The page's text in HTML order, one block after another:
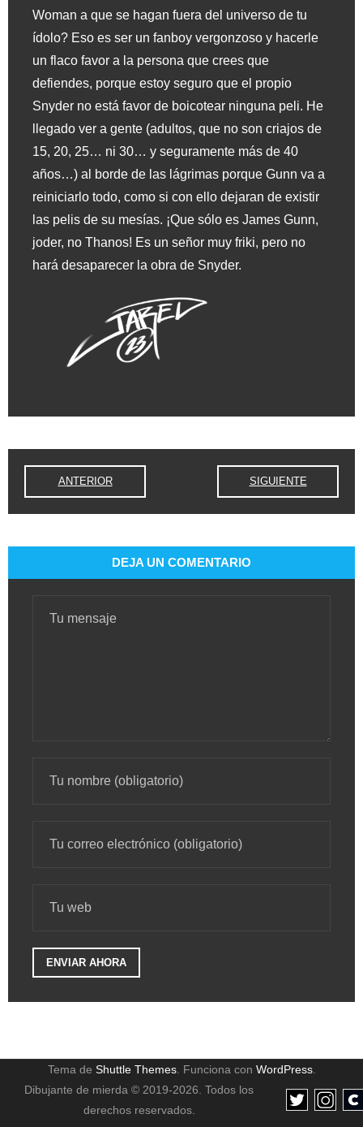
Woman a que se hagan fuera del universo de tu
ídolo? Eso es ser un fanboy vergonzoso y hacerle
un flaco favor a la persona que crees que
defiendes, porque estoy seguro que el propio
Snyder no está favor de boicotear ninguna peli. He
llegado ver a gente (adultos, que no son criajos de
15, 20, 25… ni 30… y seguramente más de 40
años…) al borde de las lágrimas porque Gunn va a
reiniciarlo todo, como si con ello dejaran de existir
las pelis de su mesías. ¡Que sólo es James Gunn,
joder, no Thanos! Es un señor muy friki, pero no
hará desaparecer la obra de Snyder.
ANTERIOR SIGUIENTE
DEJA UN COMENTARIO
Tema de Shuttle Themes. Funciona con WordPress.
Dibujante de mierda © 2019-2026. Todos los
derechos reservados.